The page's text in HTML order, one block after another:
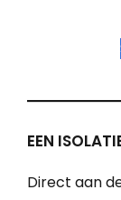
EEN
Direct aan